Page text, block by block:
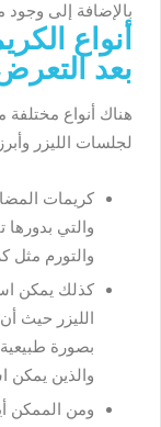
بالإضافة إلى
أنواع
بعد
هناك أنواع مختلفة
لجلسات الليزر
كريمات
والتي
والتورم مثل
كذلك يمكن
الليزر حيث
بصورة
والذين يمكن
ومن الممكن